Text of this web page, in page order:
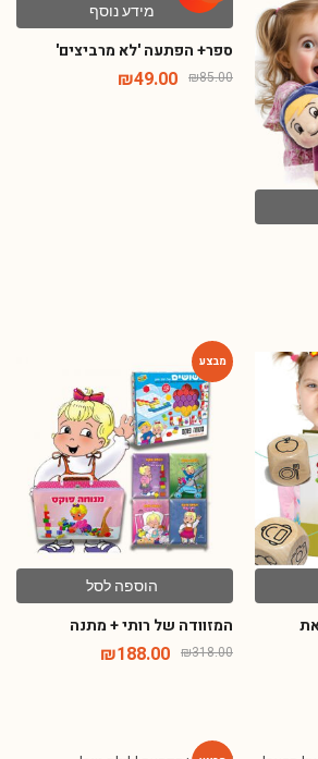
מידע נוסף
ספר+ הפתעה 'לא מרביצים'
₪85.00
₪49.00
הוספה לסל
המזוודה של רותי + מתנה
₪318.00
₪188.00